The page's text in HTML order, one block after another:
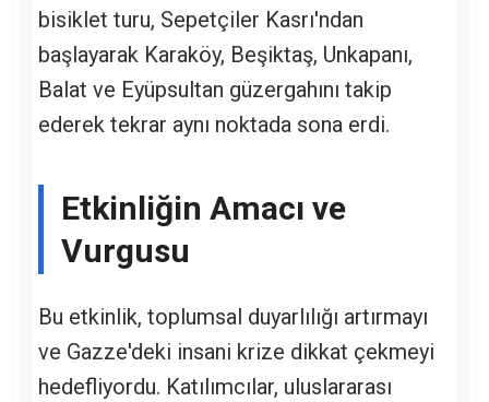
bisiklet turu, Sepetçiler Kasrı'ndan
başlayarak Karaköy, Beşiktaş, Unkapanı,
Balat ve Eyüpsultan güzergahını takip
ederek tekrar aynı noktada sona erdi.
Etkinliğin Amacı ve
Vurgusu
Bu etkinlik, toplumsal duyarlılığı artırmayı
ve Gazze'deki insani krize dikkat çekmeyi
hedefliyordu. Katılımcılar, uluslararası